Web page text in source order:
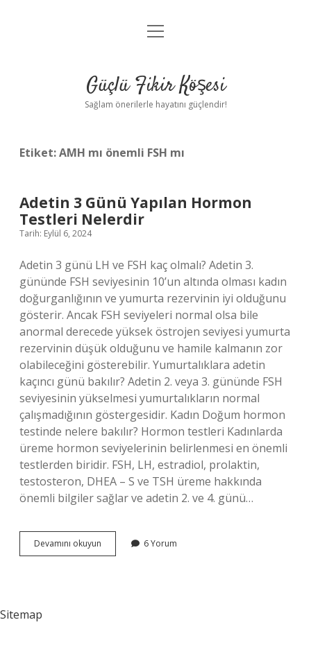
Anasayfa
Yasal Uyarı
menüyü
Güçlü Fikir Köşesi
Sağlam önerilerle hayatını güçlendir!
Etiket:AMH mı önemli FSH mı
Adetin 3 Günü Yapılan Hormon
Testleri Nelerdir
Tarih: Eylül 6, 2024
Adetin 3 günü LH ve FSH kaç olmalı? Adetin 3.
gününde FSH seviyesinin 10’un altında olması kadın
doğurganlığının ve yumurta rezervinin iyi olduğunu
gösterir. Ancak FSH seviyeleri normal olsa bile
anormal derecede yüksek östrojen seviyesi yumurta
rezervinin düşük olduğunu ve hamile kalmanın zor
olabileceğini gösterebilir. Yumurtalıklara adetin
kaçıncı günü bakılır? Adetin 2. veya 3. gününde FSH
seviyesinin yükselmesi yumurtalıkların normal
çalışmadığının göstergesidir. Kadın Doğum hormon
testinde nelere bakılır? Hormon testleri Kadınlarda
üreme hormon seviyelerinin belirlenmesi en önemli
testlerden biridir. FSH, LH, estradiol, prolaktin,
testosteron, DHEA – S ve TSH üreme hakkında
önemli bilgiler sağlar ve adetin 2. ve 4. günü…
Devamını okuyun
3
6 Yorum
Sitemap